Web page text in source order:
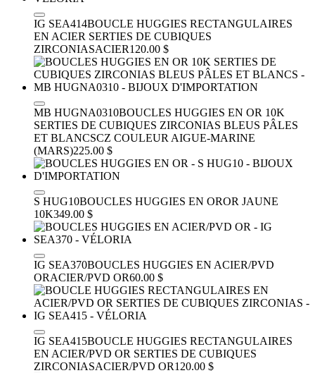
IG SEA414BOUCLE HUGGIES RECTANGULAIRES
EN ACIER SERTIES DE CUBIQUES
ZIRCONIASACIER120.00 $
MB HUGNA0310BOUCLES HUGGIES EN OR 10K
SERTIES DE CUBIQUES ZIRCONIAS BLEUS PÂLES
ET BLANCSCZ COULEUR AIGUE-MARINE
(MARS)225.00 $
S HUG10BOUCLES HUGGIES EN OROR JAUNE
10K349.00 $
IG SEA370BOUCLES HUGGIES EN ACIER/PVD
ORACIER/PVD OR60.00 $
IG SEA415BOUCLE HUGGIES RECTANGULAIRES
EN ACIER/PVD OR SERTIES DE CUBIQUES
ZIRCONIASACIER/PVD OR120.00 $